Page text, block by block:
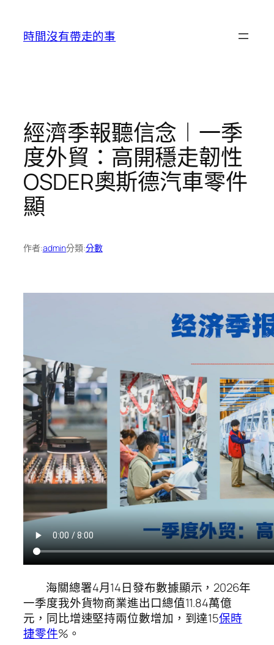
時間沒有帶走的事
經濟季報聽信念︱一季
度外貿：高開穩走韌性
OSDER奧斯德汽車零件
顯
作者:admin分類:分數
海關總署4月14日發布數據顯示，2026年
一季度我外貨物商業進出口總值11.84萬億
元，同比增速堅持兩位數增加，到達15保時
捷零件%。